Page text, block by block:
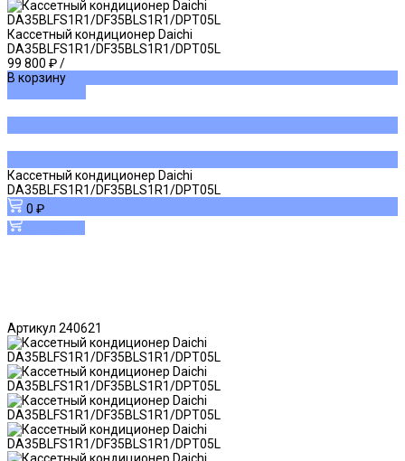
Кассетный кондиционер Daichi
DA35BLFS1R1/DF35BLS1R1/DPT05L
99 800 ₽/
В корзину
Кассетный кондиционер Daichi
DA35BLFS1R1/DF35BLS1R1/DPT05L
0 ₽
Артикул 240621